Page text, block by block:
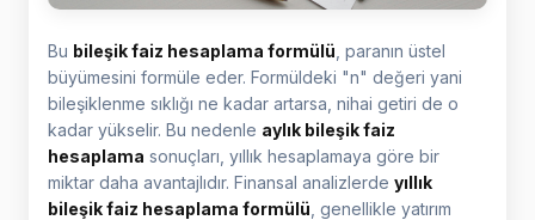
Bu bileşik faiz hesaplama formülü , paranın üstel
büyümesini formüle eder. Formüldeki "n" değeri yani
bileşiklenme sıklığı ne kadar artarsa, nihai getiri de o
kadar yükselir. Bu nedenle aylık bileşik faiz
hesaplama sonuçları, yıllık hesaplamaya göre bir
miktar daha avantajlıdır. Finansal analizlerde yıllık
bileşik faiz hesaplama formülü , genellikle yatırım